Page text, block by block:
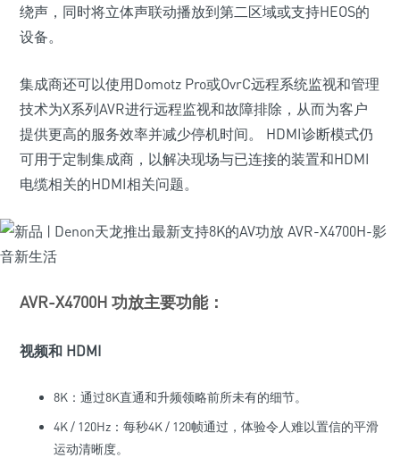
绕声，同时将立体声联动播放到第二区域或支持HEOS的
设备。
集成商还可以使用Domotz Pro或OvrC远程系统监视和管理
技术为X系列AVR进行远程监视和故障排除，从而为客户
提供更高的服务效率并减少停机时间。 HDMI诊断模式仍
可用于定制集成商，以解决现场与已连接的装置和HDMI
电缆相关的HDMI相关问题。
AVR-X4700H 功放主要功能：
视频和 HDMI
8K：通过8K直通和升频领略前所未有的细节。
4K / 120Hz：每秒4K / 120帧通过，体验令人难以置信的平滑
运动清晰度。